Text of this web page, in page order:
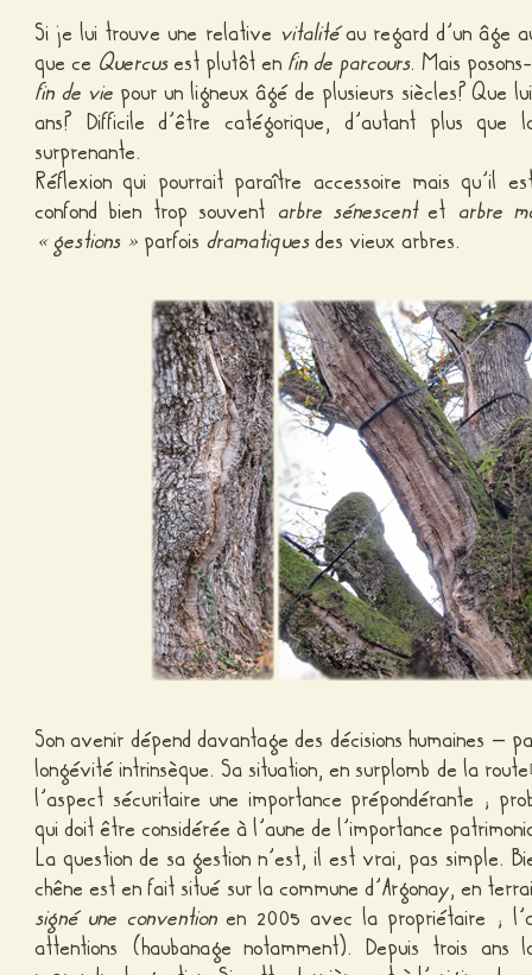
Si je lui trouve une relative vitalitéau regard d’un âge
que ce Quercusest plutôt enfin de parcours. Mais
fin de vie pour un ligneux âgé de plusieurs siècles?
ans? Difficile d’être catégorique, d’autant plus
surprenante.
Réflexion qui pourrait paraître accessoire mais qu’il
confond bien trop souvent arbre sénescentet arbre
« gestions » parfois dramatiquesdes vieux arbres.
Son avenir dépend davantage des décisions humaines –
longévité intrinsèque. Sa situation, en surplomb de la route
l’aspect sécuritaire une importance prépondérante ;
qui doit être considérée à l’aune de l’importance
La question de sa gestion n’est, il est vrai, pas simple.
chêne est en fait situé sur la commune d’Argonay, en
signé une convention en 2005 avec la propriétaire ;
attentions (haubanage notamment). Depuis trois ans